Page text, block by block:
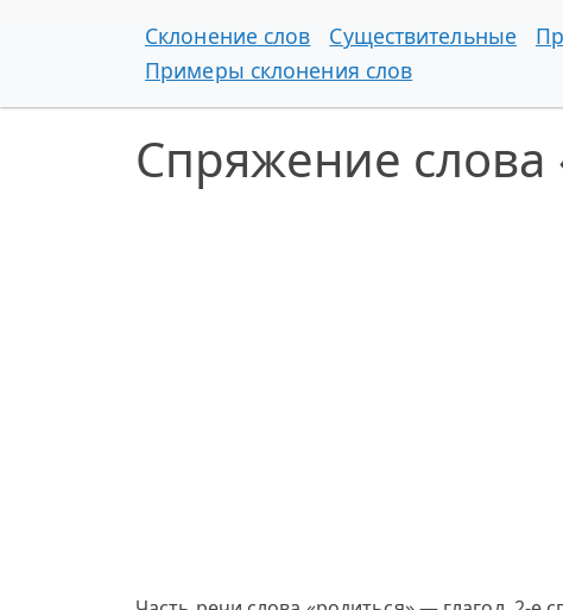
Склонение слов Существительные
Примеры склонения слов
Спряжение слова